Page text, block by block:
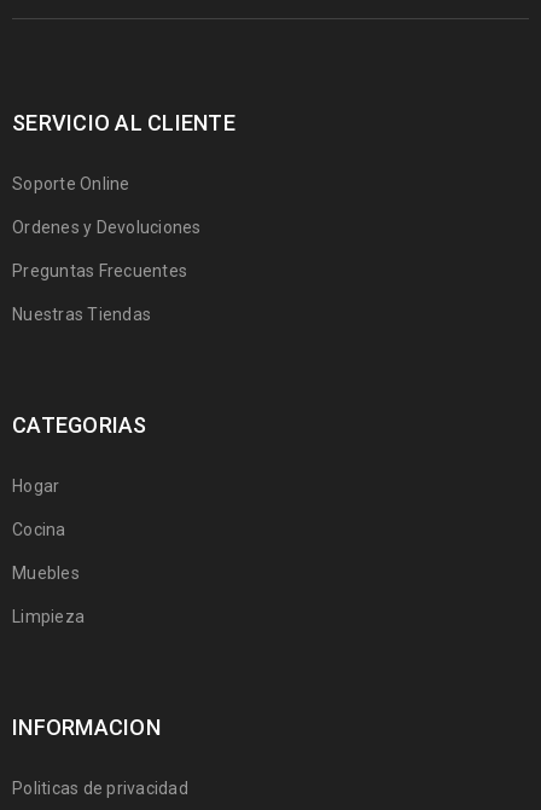
SERVICIO AL CLIENTE
Soporte Online
Ordenes y Devoluciones
Preguntas Frecuentes
Nuestras Tiendas
CATEGORIAS
Hogar
Cocina
Muebles
Limpieza
INFORMACION
Politicas de privacidad